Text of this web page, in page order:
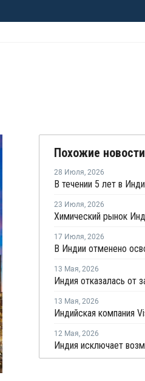
Похожие новости
28 Июля, 2026
23 Июля, 2026
17 Июля, 2026
13 Мая, 2026
13 Мая, 2026
12 Мая, 2026